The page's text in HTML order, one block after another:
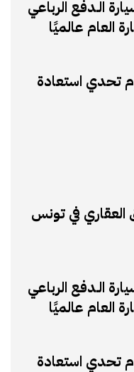
الـدفع الرباعي
تحدي استعادة
في تونس
الـدفع الرباعي
تحدي استعادة